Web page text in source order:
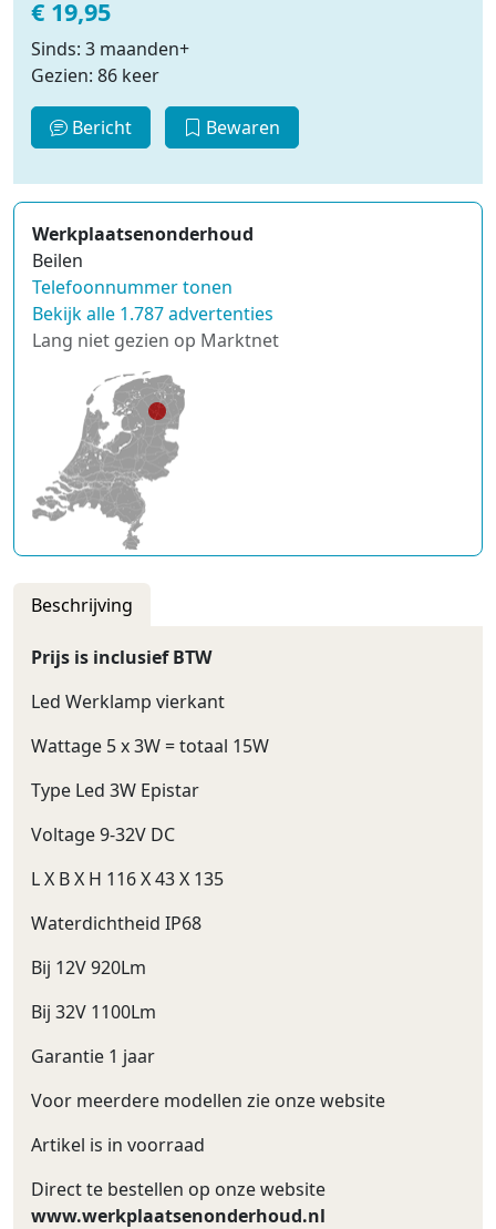
€ 19,95
Sinds: 3 maanden+
Gezien: 86 keer
Bericht Bewaren
Werkplaatsenonderhoud
Beilen
Telefoonnummer tonen
Bekijk alle 1.787 advertenties
Lang niet gezien op Marktnet
Beschrijving
Prijs is inclusief BTW
Led Werklamp vierkant
Wattage 5 x 3W = totaal 15W
Type Led 3W Epistar
Voltage 9-32V DC
L X B X H 116 X 43 X 135
Waterdichtheid IP68
Bij 12V 920Lm
Bij 32V 1100Lm
Garantie 1 jaar
Voor meerdere modellen zie onze website
Artikel is in voorraad
Direct te bestellen op onze website
www.werkplaatsenonderhoud.nl